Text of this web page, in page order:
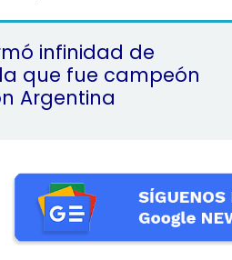
infinidad de
que fue campeón
Argentina